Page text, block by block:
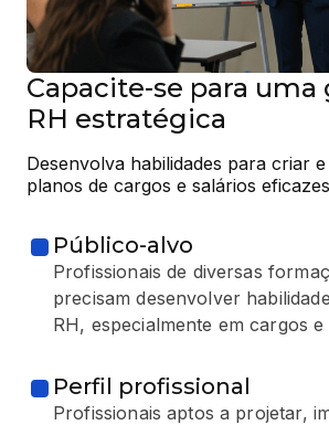
Capacite-se para uma
RH estratégica
Desenvolva habilidades para criar
planos de cargos e salários
Público-alvo
Profissionais de diversas
precisam desenvolver
RH, especialmente em cargos e
Perfil profissional
Profissionais aptos a projetar,